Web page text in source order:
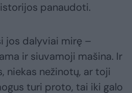
panaudoti.
jos dalyviai mirę –
ir siuvamoji mašina. Ir
niekas nežinotų, ar toji
turi proto, tai iki galo